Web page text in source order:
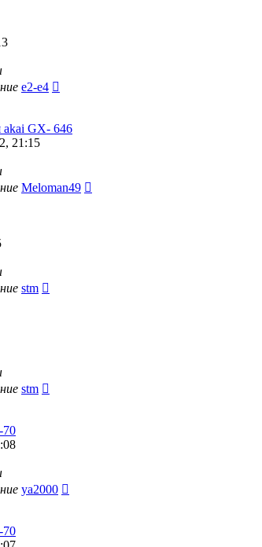
e2-e4
GX- 646
21:15
Meloman49
stm
stm
70
ya2000
70